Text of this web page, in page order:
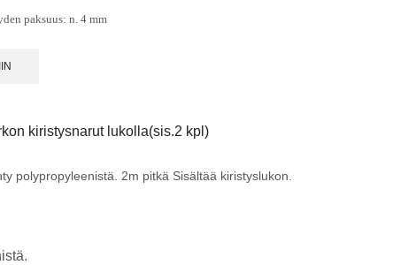
paksuus: n. 4 mm
kiristysnarut lukolla(sis.2 kpl)
polypropyleenistä. 2m pitkä Sisältää kiristyslukon.